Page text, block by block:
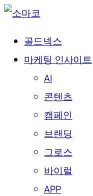
골드넥스
마케팅 인사이트
AI
콘텐츠
캠페인
브랜딩
그로스
바이럴
APP